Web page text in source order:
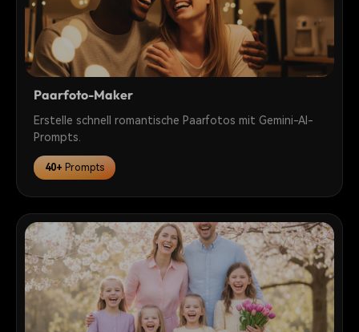
Paarfoto-Maker
Erstelle schnell romantische Paarfotos mit Gemini-AI-
Prompts.
40+ Prompts